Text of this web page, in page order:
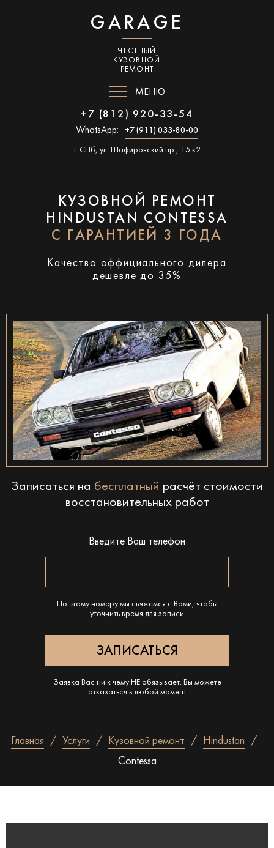
GARAGE
ЧЕСТНЫЙ
КУЗОВНОЙ
РЕМОНТ
МЕНЮ
+7 (812) 920-33-54
WhatsApp: +7 (911) 033-80-00
г. СПб, ул. Шафировский пр., 15 к2
КУЗОВНОЙ РЕМОНТ
HINDUSTAN CONTESSA
С ГАРАНТИЕЙ 3 ГОДА
Качество оффициального дилера
дешевле до 35%
Записаться на бесплатный расчёт стоимости
восстановительных работ
Введите Ваш телефон
По этому номеру мы свяжемся с Вами, чтобы
уточнить время для записи
Заявка Вас ни к чему НЕ обязывает. Вы можете
отказаться в любой момент
Главная Услуги Кузовной ремонт
Hindustan
Contessa